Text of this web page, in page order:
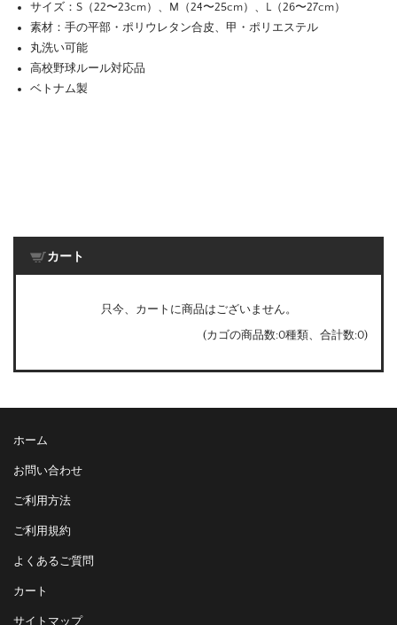
サイズ：S（22〜23cm）、M（24〜25cm）、L（26〜27cm）
素材：手の平部・ポリウレタン合皮、甲・ポリエステル
丸洗い可能
高校野球ルール対応品
ベトナム製
カート
只今、カートに商品はございません。
(カゴの商品数:0種類、合計数:0)
ホーム
お問い合わせ
ご利用方法
ご利用規約
よくあるご質問
カート
サイトマップ